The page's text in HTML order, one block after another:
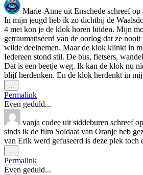
Marie-Anne uit Enschede schreef op
In mijn jeugd heb ik zo dichtbij de
4 mei kon je de klok horen luiden. Mijn
getraumatiseerd van de oorlog dat ze
wilde deelnemen. Maar de klok klinkt in
Iedereen stond stil. De bus, fietsers,
Dat is een beetje weg. Ik kan de klok nu
blijf herdenken. En de klok herdenkt in
...
deze
metabox.
Permalink
Even geduld...
vanja codee uit siddeburen schreef op
sinds ik de film Soldaat van Oranje heb
van Erik werd gefuseerd is deze plek toch
...
deze
metabox.
Permalink
Even geduld...